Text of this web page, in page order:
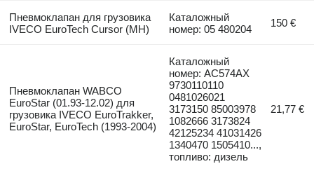
Пневмоклапан для грузовика
IVECO EuroTech Cursor (MH)
Каталожный
номер: 05 480204
150 €
Пневмоклапан WABCO
EuroStar (01.93-12.02) для
грузовика IVECO EuroTrakker,
EuroStar, EuroTech (1993-2004)
Каталожный
номер: AC574AX
9730110110
0481026021
3173150 85003978
1082666 3173824
42125234 41031426
1340470 1505410...,
топливо: дизель
21,77 €